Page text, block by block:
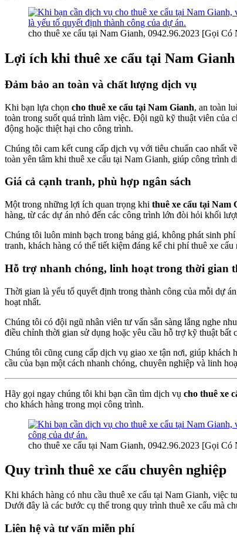
cho thuê xe cẩu tại Nam Gianh, 0942.96.2023 [Gọi Có
Lợi ích khi thuê xe cẩu tại Nam Gianh
Đảm bảo an toàn và chất lượng dịch vụ
Khi bạn lựa chọn cho thuê xe cẩu tại Nam Gianh, an toàn
toàn trong suốt quá trình làm việc. Đội ngũ kỹ thuật viên của
động hoặc thiệt hại cho công trình.
Chúng tôi cam kết cung cấp dịch vụ với tiêu chuẩn cao nhất
toàn yên tâm khi thuê xe cẩu tại Nam Gianh, giúp công trình
Giá cả cạnh tranh, phù hợp ngân sách
Một trong những lợi ích quan trọng khi thuê xe cẩu tại Nam
hàng, từ các dự án nhỏ đến các công trình lớn đòi hỏi khối
Chúng tôi luôn minh bạch trong bảng giá, không phát sinh
tranh, khách hàng có thể tiết kiệm đáng kể chi phí thuê xe
Hỗ trợ nhanh chóng, linh hoạt trong thời gian
Thời gian là yếu tố quyết định trong thành công của mỗi dự
hoạt nhất.
Chúng tôi có đội ngũ nhân viên tư vấn sẵn sàng lắng nghe
điều chỉnh thời gian sử dụng hoặc yêu cầu hỗ trợ kỹ thuật
Chúng tôi cũng cung cấp dịch vụ giao xe tận nơi, giúp
cầu của bạn một cách nhanh chóng, chuyên nghiệp và linh
Hãy gọi ngay chúng tôi khi bạn cần tìm dịch vụ cho thuê xe
cho khách hàng trong mọi công trình.
cho thuê xe cẩu tại Nam Gianh, 0942.96.2023 [Gọi Có
Quy trình thuê xe cẩu chuyên nghiệp
Khi khách hàng có nhu cầu thuê xe cẩu tại Nam Gianh, việc
Dưới đây là các bước cụ thể trong quy trình thuê xe cẩu mà
Liên hệ và tư vấn miễn phí